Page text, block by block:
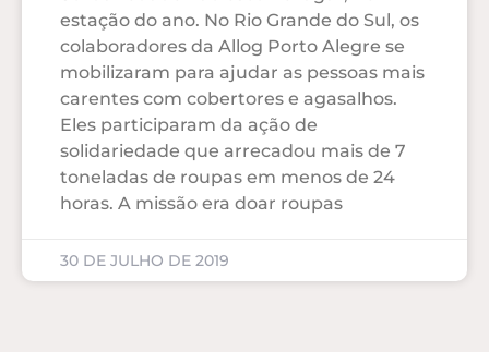
estação do ano. No Rio Grande do Sul, os
colaboradores da Allog Porto Alegre se
mobilizaram para ajudar as pessoas mais
carentes com cobertores e agasalhos.
Eles participaram da ação de
solidariedade que arrecadou mais de 7
toneladas de roupas em menos de 24
horas. A missão era doar roupas
30 DE JULHO DE 2019